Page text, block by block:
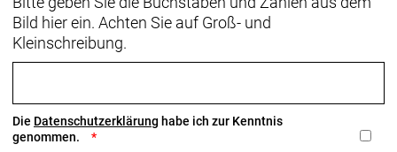
Bild hier ein. Achten Sie auf Groß- und
Kleinschreibung.
Die Datenschutzerklärung habe ich zur Kenntnis
genommen.